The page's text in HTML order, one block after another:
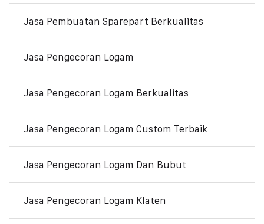
Jasa Pembuatan Sparepart Berkualitas
Jasa Pengecoran Logam
Jasa Pengecoran Logam Berkualitas
Jasa Pengecoran Logam Custom Terbaik
Jasa Pengecoran Logam Dan Bubut
Jasa Pengecoran Logam Klaten